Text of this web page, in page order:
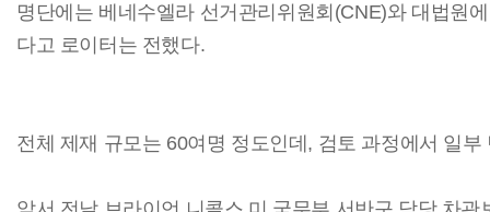
명단에는 베네수엘라 선거관리위원회(CNE)와 대법원
다고 로이터는 전했다.
전체 제재 규모는 60여명 정도인데, 검토 과정에서 일